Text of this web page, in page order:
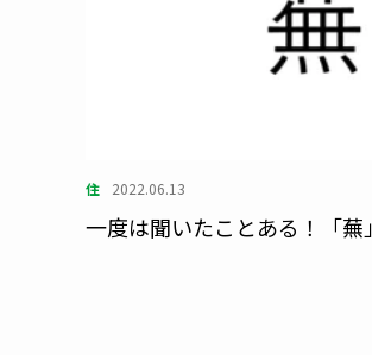
住 2022.06.13
一度は聞いたことある！「蕪